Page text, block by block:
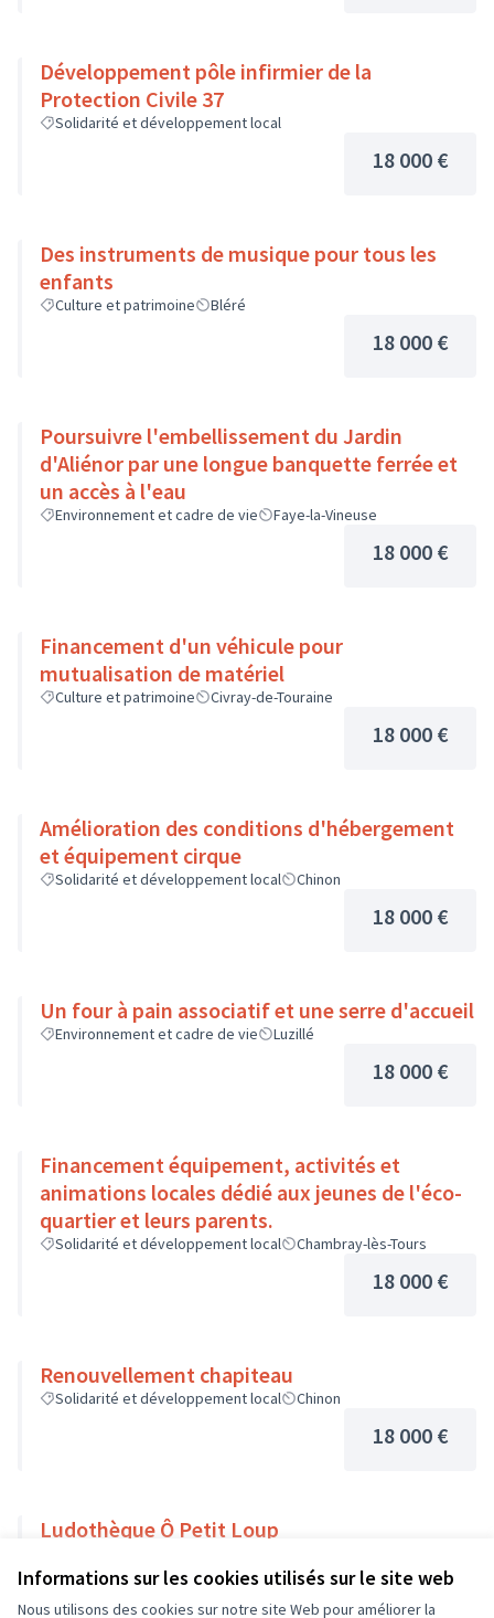
Informations sur les cookies utilisés sur le site web
Nous utilisons des cookies sur notre site Web pour améliorer la
Développement pôle infirmier de la
Protection Civile 37
Solidarité et développement local
18 000 €
Des instruments de musique pour tous les
enfants
Culture et patrimoine Bléré
18 000 €
Poursuivre l'embellissement du Jardin
d'Aliénor par une longue banquette ferrée et
un accès à l'eau
Environnement et cadre de vie Faye-la-Vineuse
18 000 €
Financement d'un véhicule pour
mutualisation de matériel
Culture et patrimoine Civray-de-Touraine
18 000 €
Amélioration des conditions d'hébergement
et équipement cirque
Solidarité et développement local Chinon
18 000 €
Un four à pain associatif et une serre d'accueil
Environnement et cadre de vie Luzillé
18 000 €
Financement équipement, activités et
animations locales dédié aux jeunes de l'éco-
quartier et leurs parents.
Solidarité et développement local Chambray-lès-Tours
18 000 €
Renouvellement chapiteau
Solidarité et développement local Chinon
18 000 €
Ludothèque Ô Petit Loup
18 000 €